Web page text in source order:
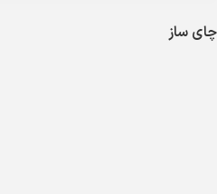
چای ساز